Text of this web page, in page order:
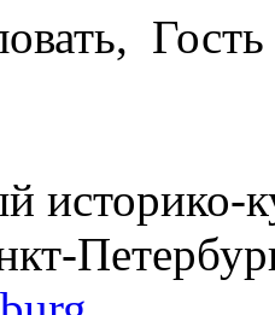
Гость
историко-